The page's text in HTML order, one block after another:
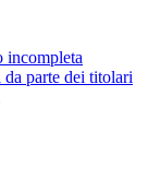
incompleta
parte dei titolari